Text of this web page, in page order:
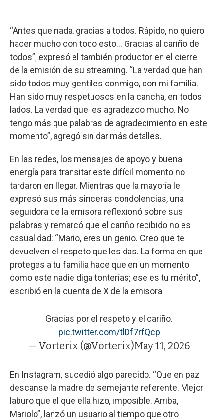
“Antes que nada, gracias a todos. Rápido, no quiero
hacer mucho con todo esto... Gracias al cariño de
todos”, expresó el también productor en el cierre
de la emisión de su streaming. “La verdad que han
sido todos muy gentiles conmigo, con mi familia.
Han sido muy respetuosos en la cancha, en todos
lados. La verdad que les agradezco mucho. No
tengo más que palabras de agradecimiento en este
momento”, agregó sin dar más detalles.
En las redes, los mensajes de apoyo y buena
energía para transitar este difícil momento no
tardaron en llegar. Mientras que la mayoría le
expresó sus más sinceras condolencias, una
seguidora de la emisora reflexionó sobre sus
palabras y remarcó que el cariño recibido no es
casualidad: “Mario, eres un genio. Creo que te
devuelven el respeto que les das. La forma en que
proteges a tu familia hace que en un momento
como este nadie diga tonterías; ese es tu mérito”,
escribió en la cuenta de X de la emisora.
Gracias por el respeto y el cariño.
pic.twitter.com/tlDf7rfQcp
— Vorterix (@Vorterix)May 11, 2026
En Instagram, sucedió algo parecido. “Que en paz
descanse la madre de semejante referente. Mejor
laburo que el que ella hizo, imposible. Arriba,
Mariolo”, lanzó un usuario al tiempo que otro